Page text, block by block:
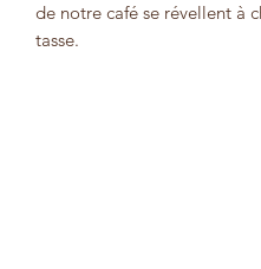
de notre café se révellent à
tasse.